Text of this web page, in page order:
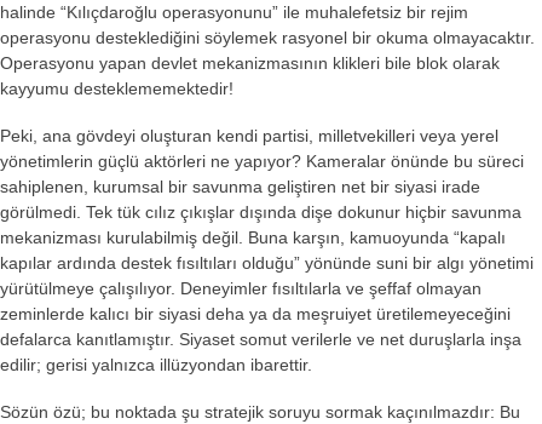
halinde “Kılıçdaroğlu operasyonunu” ile muhalefetsiz bir rejim
operasyonu desteklediğini söylemek rasyonel bir okuma olmayacaktır.
Operasyonu yapan devlet mekanizmasının klikleri bile blok olarak
kayyumu desteklememektedir!
Peki, ana gövdeyi oluşturan kendi partisi, milletvekilleri veya yerel
yönetimlerin güçlü aktörleri ne yapıyor? Kameralar önünde bu süreci
sahiplenen, kurumsal bir savunma geliştiren net bir siyasi irade
görülmedi. Tek tük cılız çıkışlar dışında dişe dokunur hiçbir savunma
mekanizması kurulabilmiş değil. Buna karşın, kamuoyunda “kapalı
kapılar ardında destek fısıltıları olduğu” yönünde suni bir algı yönetimi
yürütülmeye çalışılıyor. Deneyimler fısıltılarla ve şeffaf olmayan
zeminlerde kalıcı bir siyasi deha ya da meşruiyet üretilemeyeceğini
defalarca kanıtlamıştır. Siyaset somut verilerle ve net duruşlarla inşa
edilir; gerisi yalnızca illüzyondan ibarettir.
Sözün özü; bu noktada şu stratejik soruyu sormak kaçınılmazdır: Bu